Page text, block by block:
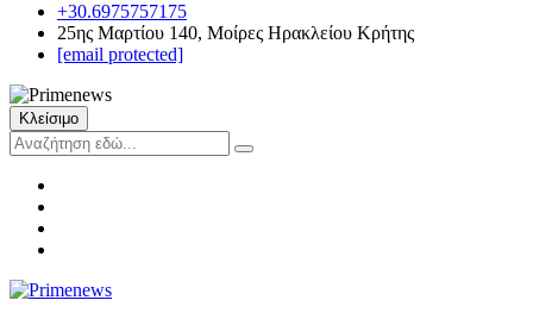
+30.6975757175
25ης Μαρτίου 140, Μοίρες Ηρακλείου Κρήτης
[email protected]
Κλείσιμο